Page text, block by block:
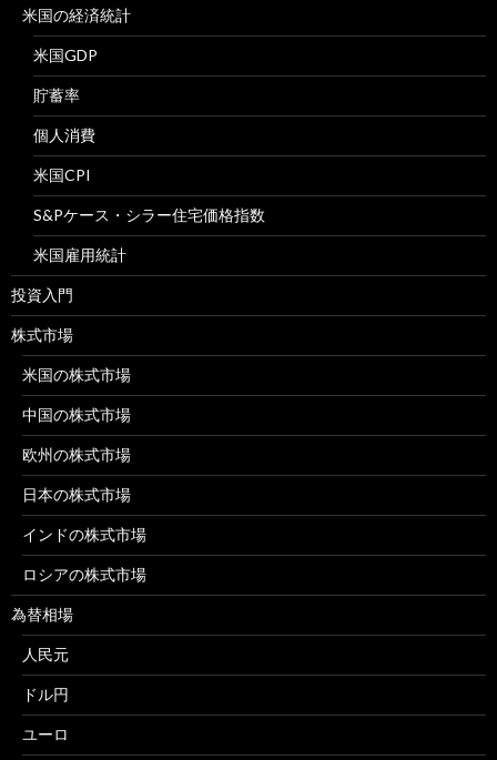
米国の経済統計
米国GDP
貯蓄率
個人消費
米国CPI
S&Pケース・シラー住宅価格指数
米国雇用統計
投資入門
株式市場
米国の株式市場
中国の株式市場
欧州の株式市場
日本の株式市場
インドの株式市場
ロシアの株式市場
為替相場
人民元
ドル円
ユーロ